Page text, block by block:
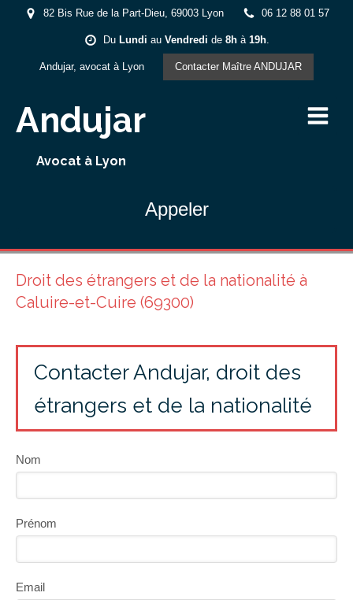
82 Bis Rue de la Part-Dieu, 69003 Lyon 06 12 88 01 57
Du Lundi au Vendredi de 8hà 19h.
Andujar, avocat à Lyon Contacter Maître ANDUJAR
Andujar
Avocat à Lyon
Appeler
Droit des étrangers et de la nationalité à
Caluire-et-Cuire (69300)
Contacter Andujar, droit des
étrangers et de la nationalité
Nom
Prénom
Email